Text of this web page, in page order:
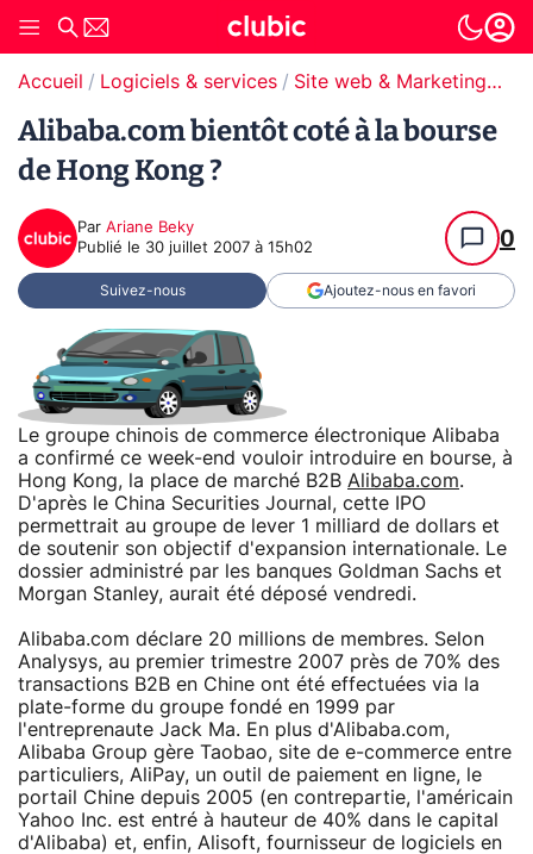
Accueil Logiciels & services Site web & Marketing Digital
Alibaba.com bientôt coté à la bourse
de Hong Kong ?
Par Ariane Beky
Publié le 30 juillet 2007 à 15h02 0
Suivez-nous Ajoutez-nous en favori
Le groupe chinois de commerce électronique Alibaba
a confirmé ce week-end vouloir introduire en bourse, à
Hong Kong, la place de marché B2B Alibaba.com.
D'après le China Securities Journal, cette IPO
permettrait au groupe de lever 1 milliard de dollars et
de soutenir son objectif d'expansion internationale. Le
dossier administré par les banques Goldman Sachs et
Morgan Stanley, aurait été déposé vendredi.
Alibaba.com déclare 20 millions de membres. Selon
Analysys, au premier trimestre 2007 près de 70% des
transactions B2B en Chine ont été effectuées via la
plate-forme du groupe fondé en 1999 par
l'entreprenaute Jack Ma. En plus d'Alibaba.com,
Alibaba Group gère Taobao, site de e-commerce entre
particuliers, AliPay, un outil de paiement en ligne, le
portail Chine depuis 2005 (en contrepartie, l'américain
Yahoo Inc. est entré à hauteur de 40% dans le capital
d'Alibaba) et, enfin, Alisoft, fournisseur de logiciels en